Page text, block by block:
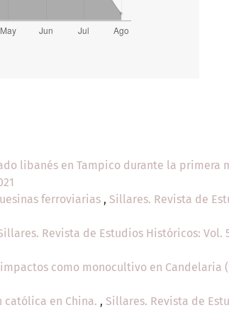
libanés en Tampico durante la primera
ferroviarias , Sillares. Revista de
Revista de Estudios Históricos: Vol.
como monocultivo en Candelaria
en China. , Sillares. Revista de